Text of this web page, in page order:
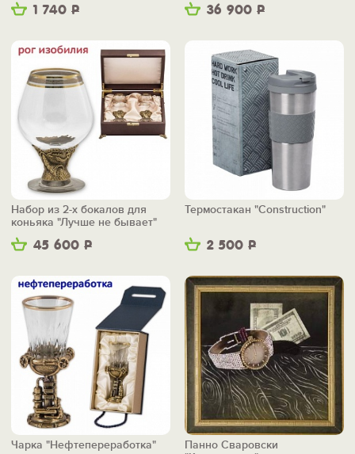
1 740 Р
36 900 Р
45 600 Р
Набор из 2-х бокалов для
коньяка "Лучше не бывает"
2 500 Р
Термостакан "Construction"
Чарка "Нефтепереработка"
Панно Сваровски